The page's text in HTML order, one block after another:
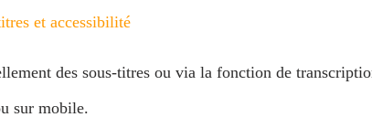
et accessibilité
des sous-titres ou via la fonction de
sur mobile.